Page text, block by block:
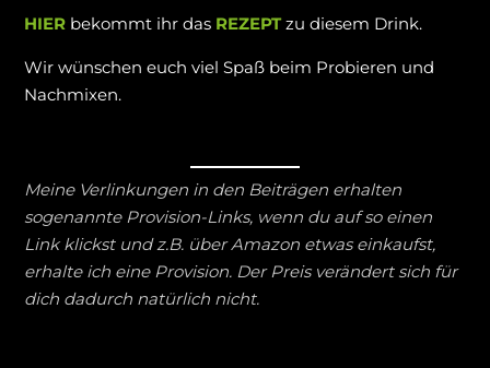
HIER bekommt ihr das REZEPTzu diesem Drink.
Wir wünschen euch viel Spaß beim Probieren und
Nachmixen.
Meine Verlinkungen in den Beiträgen erhalten
sogenannte Provision-Links, wenn du auf so einen
Link klickst und z.B. über Amazon etwas einkaufst,
erhalte ich eine Provision. Der Preis verändert sich für
dich dadurch natürlich nicht.